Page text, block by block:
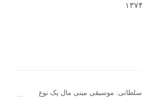
سلطانی: موسیقی مینی مال یک نوع